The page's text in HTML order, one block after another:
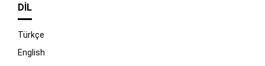
DIL
Türkçe
English